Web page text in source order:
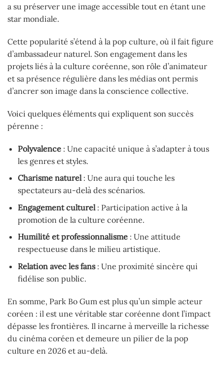
a su préserver une image accessible tout en étant une
star mondiale.
Cette popularité s’étend à la pop culture, où il fait figure
d’ambassadeur naturel. Son engagement dans les
projets liés à la culture coréenne, son rôle d’animateur
et sa présence régulière dans les médias ont permis
d’ancrer son image dans la conscience collective.
Voici quelques éléments qui expliquent son succès
pérenne :
Polyvalence: Une capacité unique à s’adapter à tous
les genres et styles.
Charisme naturel: Une aura qui touche les
spectateurs au-delà des scénarios.
Engagement culturel: Participation active à la
promotion de la culture coréenne.
Humilité et professionnalisme: Une attitude
respectueuse dans le milieu artistique.
Relation avec les fans: Une proximité sincère qui
fidélise son public.
En somme, Park Bo Gum est plus qu’un simple acteur
coréen : il est une véritable star coréenne dont l’impact
dépasse les frontières. Il incarne à merveille la richesse
du cinéma coréen et demeure un pilier de la pop
culture en 2026 et au-delà.